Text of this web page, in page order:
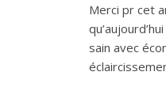
Merci pr cet
sain avec